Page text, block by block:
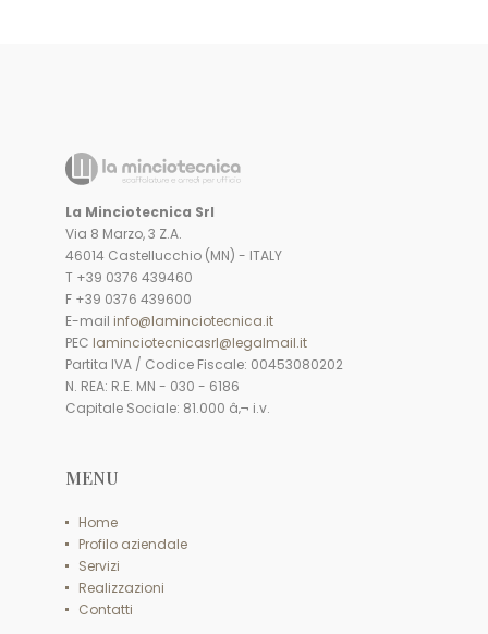
La Minciotecnica Srl
Via 8 Marzo, 3 Z.A.
46014 Castellucchio (MN) - ITALY
T +39 0376 439460
F +39 0376 439600
E-mail info@laminciotecnica.it
PEC laminciotecnicasrl@legalmail.it
Partita IVA / Codice Fiscale: 00453080202
N. REA: R.E. MN - 030 - 6186
Capitale Sociale: 81.000 â‚¬ i.v.
MENU
Home
Profilo aziendale
Servizi
Realizzazioni
Contatti